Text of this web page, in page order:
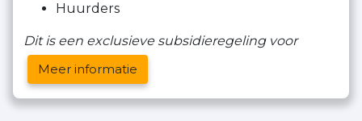
Huurders
Dit is een exclusieve subsidieregeling voor
Meer informatie